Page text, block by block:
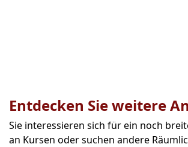
Entdecken Sie weitere
Sie interessieren sich für ein noch
an Kursen oder suchen andere